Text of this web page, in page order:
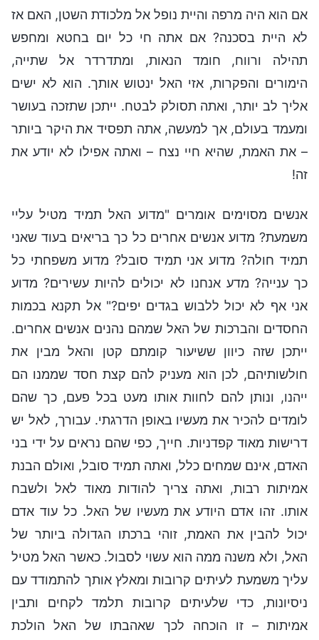
אם הוא היה מרפה והיית נופל אל מלכודת השטן, האם אז
לא היית בסכנה? אם אתה חי כל יום בחטא ומחפש
תהילה ורווח, חומד הנאות, ומתדרדר אל שתייה,
הימורים והפקרות, אזי האל ינטוש אותך. הוא לא ישים
אליך לב יותר, ואתה תסולק לבטח. ייתכן שתזכה בעושר
ומעמד בעולם, אך למעשה, אתה תפסיד את היקר ביותר
– את האמת, שהיא חיי נצח – ואתה אפילו לא יודע את
זה!
אנשים מסוימים אומרים "מדוע האל תמיד מטיל עליי
משמעת? מדוע אנשים אחרים כל כך בריאים בעוד שאני
תמיד חולה? מדוע אני תמיד סובל? מדוע משפחתי כל
כך ענייה? מדע אנחנו לא יכולים להיות עשירים? מדוע
אני אף לא יכול ללבוש בגדים יפים?" אל תקנא בכמות
החסדים והברכות של האל שמהם נהנים אנשים אחרים.
ייתכן שזה כיוון ששיעור קומתם קטן והאל מבין את
חולשותיהם, לכן הוא מעניק להם קצת חסד שממנו הם
ייהנו, ונותן להם לחוות אותו מעט בכל פעם, כך שהם
לומדים להכיר את מעשיו באופן הדרגתי. עבורך, לאל יש
דרישות מאוד קפדניות. חייך, כפי שהם נראים על ידי בני
האדם, אינם שמחים כלל, ואתה תמיד סובל, ואולם הבנת
אמיתות רבות, ואתה צריך להודות מאוד לאל ולשבח
אותו. זהו אדם היודע את מעשיו של האל. כל עוד אדם
יכול להבין את האמת, זוהי ברכתו הגדולה ביותר של
האל, ולא משנה ממה הוא עשוי לסבול. כאשר האל מטיל
עליך משמעת לעיתים קרובות ומאלץ אותך להתמודד עם
ניסיונות, כדי שלעיתים קרובות תלמד לקחים ותבין
אמיתות – זו הוכחה לכך שאהבתו של האל הולכת